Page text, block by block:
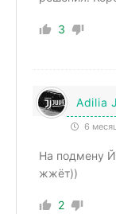
3
Adilia
6
На подмену
жжёт))
2